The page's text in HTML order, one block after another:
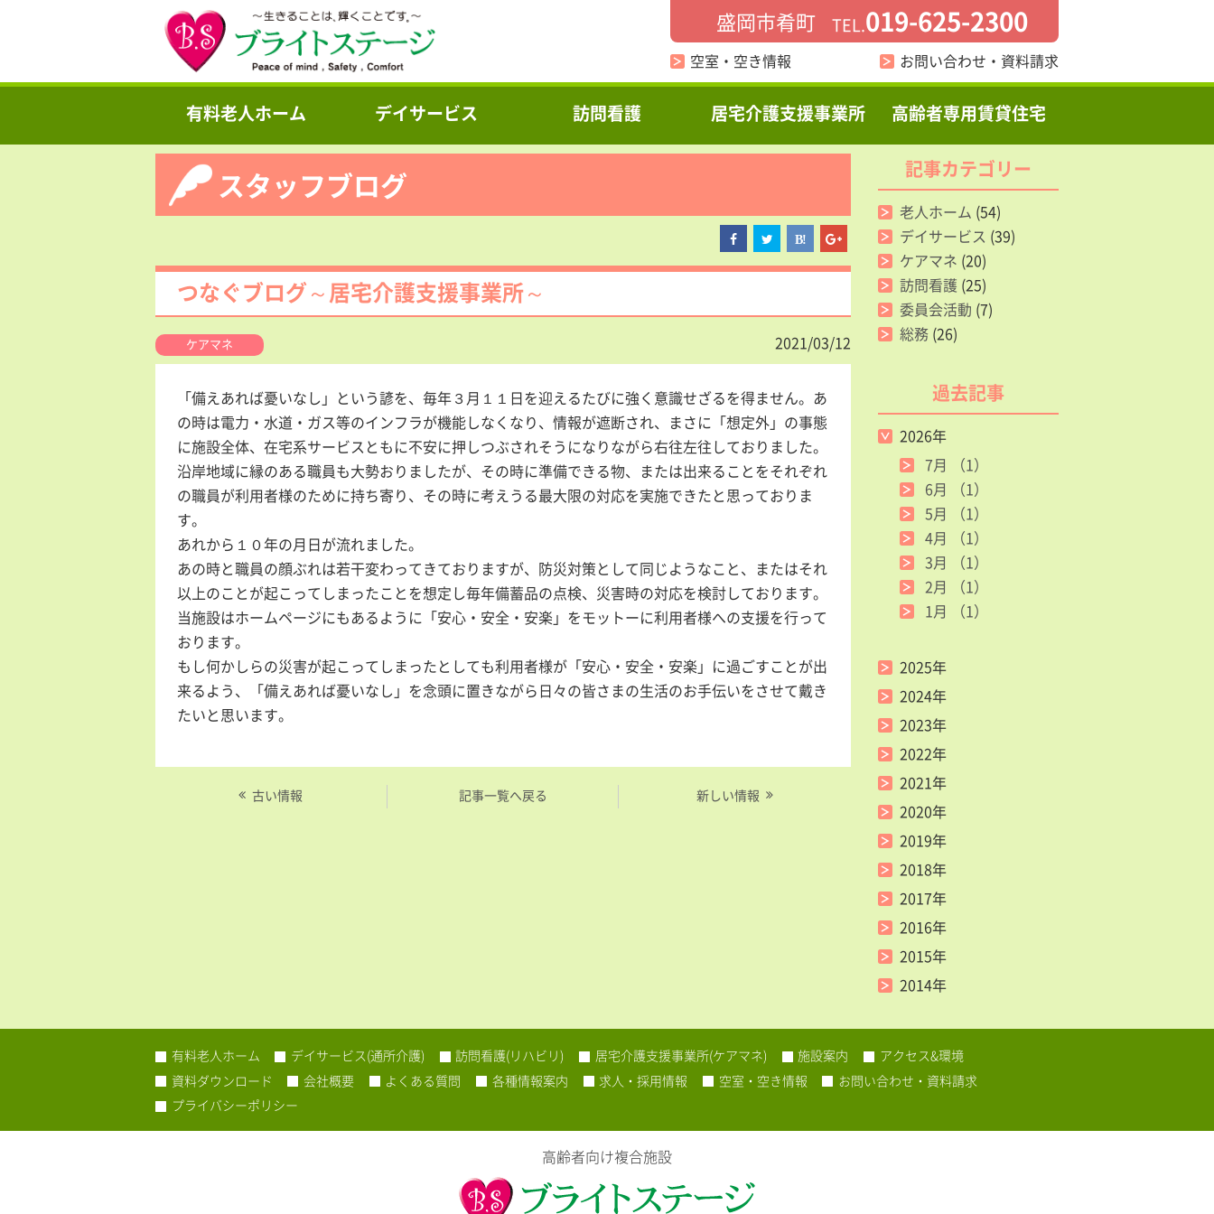
盛岡市肴町 TEL.019-625-2300
空室・空き情報 お問い合わせ・資料請求
有料老人ホーム デイサービス 訪問看護 居宅介護支援事業所 高齢者専用賃貸住宅
スタッフブログ
つなぐブログ～居宅介護支援事業所～
ケアマネ 2021/03/12
「備えあれば憂いなし」という諺を、毎年３月１１日を迎えるたびに強く意識せざるを得ません。あ
の時は電力・水道・ガス等のインフラが機能しなくなり、情報が遮断され、まさに「想定外」の事態
に施設全体、在宅系サービスともに不安に押しつぶされそうになりながら右往左往しておりました。
沿岸地域に縁のある職員も大勢おりましたが、その時に準備できる物、または出来ることをそれぞれ
の職員が利用者様のために持ち寄り、その時に考えうる最大限の対応を実施できたと思っておりま
す。
あれから１０年の月日が流れました。
あの時と職員の顔ぶれは若干変わってきておりますが、防災対策として同じようなこと、またはそれ
以上のことが起こってしまったことを想定し毎年備蓄品の点検、災害時の対応を検討しております。
当施設はホームページにもあるように「安心・安全・安楽」をモットーに利用者様への支援を行って
おります。
もし何かしらの災害が起こってしまったとしても利用者様が「安心・安全・安楽」に過ごすことが出
来るよう、「備えあれば憂いなし」を念頭に置きながら日々の皆さまの生活のお手伝いをさせて戴き
たいと思います。
古い情報 記事一覧へ戻る 新しい情報
記事カテゴリー
老人ホーム (54)
デイサービス (39)
ケアマネ (20)
訪問看護 (25)
委員会活動 (7)
総務 (26)
過去記事
2026年
7月
（1）
6月
（1）
5月
（1）
4月
（1）
3月
（1）
2月
（1）
1月
（1）
2025年
2024年
2023年
2022年
2021年
2020年
2019年
2018年
2017年
2016年
2015年
2014年
有料老人ホーム デイサービス(通所介護) 訪問看護(リハビリ) 居宅介護支援事業所(ケアマネ) 施設案内
アクセス&環境
資料ダウンロード
会社概要 よくある質問 各種情報案内 求人・採用情報 空室・空き情報
お問い合わせ・資料請求
プライバシーポリシー
高齢者向け複合施設